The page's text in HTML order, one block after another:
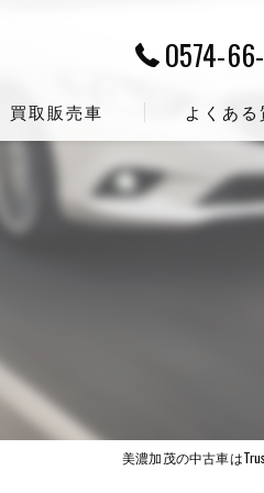
0574-
買取販売車 よくある
美濃加茂の中古車は